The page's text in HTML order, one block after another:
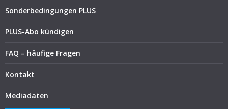
Sonderbedingungen PLUS
PLUS-Abo kündigen
FAQ – häufige Fragen
Kontakt
Mediadaten